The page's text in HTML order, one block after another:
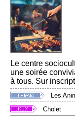
Le centre
une soirée
à tous. Sur
Les
Cholet